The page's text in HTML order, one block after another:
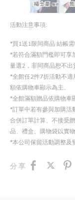
活動注意事項:
*買1送1限同商品 結帳
*若符合滿額門檻即可享
量選2 ，非同商品恕不出
*全館任2件7折活動不
額依購物車顯示為主。
*全館滿額贈品依購物車
*訂單中若有參與加購活
合併訂單計算、不接受
品、 禮盒、 購物袋以實
*本公司保留活動調整及
分享